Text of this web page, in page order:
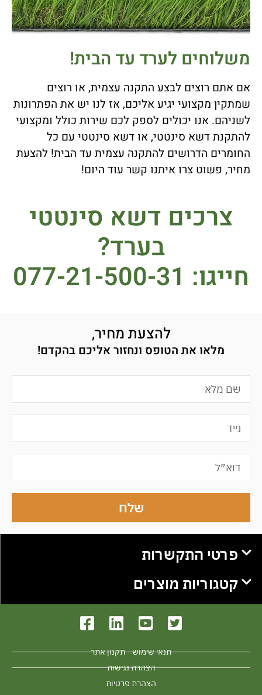
משלוחים לערד עד הבית!
אם אתם רוצים לבצע התקנה עצמית, או רוצים
שמתקין מקצועי יגיע אליכם, אז לנו יש את הפתרונות
לשניהם. אנו יכולים לספק לכם שירות כולל ומקצועי
להתקנת דשא סינטטי, או דשא סינטטי עם כל
החומרים הדרושים להתקנה עצמית עד הבית! להצעת
מחיר, פשוט צרו איתנו קשר עוד היום!
צרכים דשא סינטטי
בערד?
חייגו: 077-21-500-31
להצעת מחיר,
מלאו את הטופס ונחזור אליכם בהקדם!
שלח
פרטי התקשרות
קטגוריות מוצרים
תנאי שימוש - תקנון אתר
הצהרת נגישות
הצהרת פרטיות